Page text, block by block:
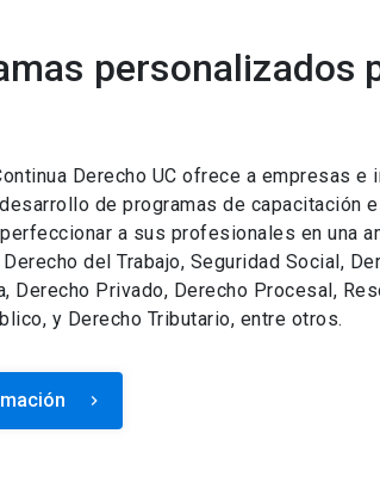
personalizados
Derecho UC ofrece a empresas
de programas de capacitación
a sus profesionales en una
del Trabajo, Seguridad Social,
Derecho Privado, Derecho Procesal,
y Derecho Tributario, entre otros.
keyboard_arrow_right